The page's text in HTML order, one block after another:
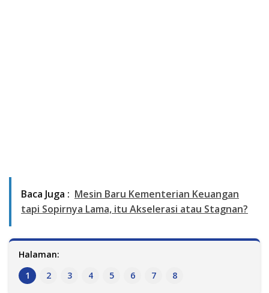
Baca Juga : Mesin Baru Kementerian Keuangan
tapi Sopirnya Lama, itu Akselerasi atau Stagnan?
Halaman:
1
2 3 4 5 6 7 8